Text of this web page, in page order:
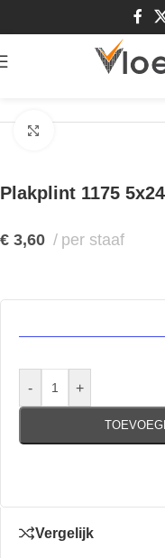
Plakplint 1175
€ 3,60 per staaf
- +
Vergelijk